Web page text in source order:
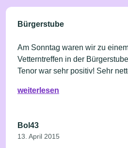
Bürgerstube
Am Sonntag waren wir zu einem Cousinen
Vetterntreffen in der
Tenor war sehr positiv! Sehr
reichhaltig,auch diverse
Leistungsverhältnis absolut in
Wermutstropfen:Kein Wein auf
weiterlesen
Bol43
13. April 2015